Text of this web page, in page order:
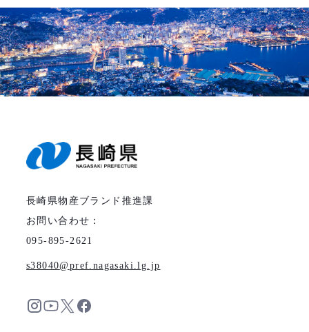
長崎県物産ブランド推進課
お問い合わせ：
095-895-2621
s38040 pref.nagasaki.lg.jp